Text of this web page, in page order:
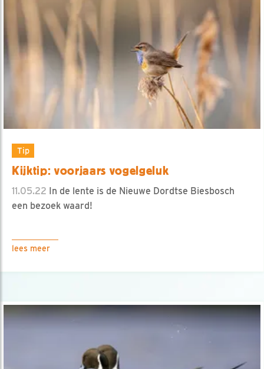
Tip
Kijktip: voorjaars vogelgeluk
11.05.22 In de lente is de Nieuwe Dordtse Biesbosch
een bezoek waard!
lees meer